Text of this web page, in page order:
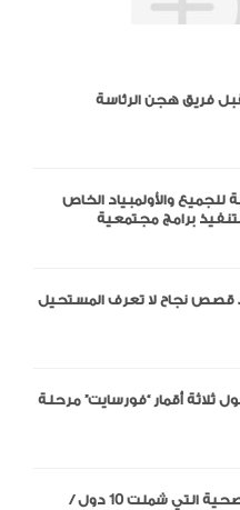
للجميع والأولمبياد الخاص
دخول ثلاثة أقمار “فورسايت” مرحلة
مواصلة لمبادراته الصحية التي شملت 10 دول /